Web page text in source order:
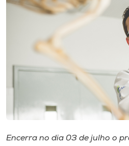
CPA
Biblioteca
Editora
Encerra no dia 03 de julho o